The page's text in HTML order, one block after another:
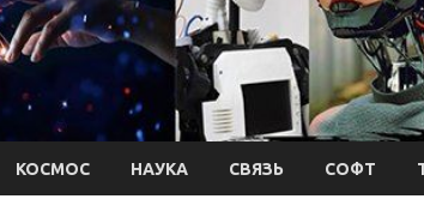
КОСМОС НАУКА СВЯЗЬ СОФТ